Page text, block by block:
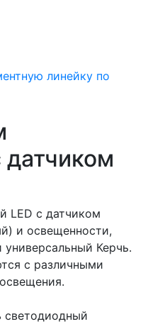
линейку по
датчиком
LED с датчиком
и освещенности,
Керчь.
с различными
светодиодный